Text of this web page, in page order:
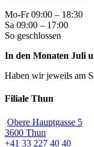
Mo-Fr 09:00 – 18:30
Sa 09:00 – 17:00
So geschlossen
In den Monaten Juli
Haben wir jeweils am
Filiale Thun
Obere Hauptgasse 5
3600 Thun
+41 33 227 40 40